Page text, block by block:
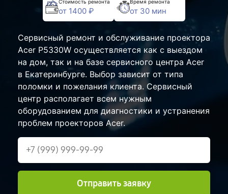
Стоимость ремонта
от 1400 ₽
Время ремонта
от 30 мин
Сервисный ремонт и обслуживание проектора
Acer P5330W осуществляется как с выездом
на дом, так и на базе сервисного центра Acer
в Екатеринбурге. Выбор зависит от типа
поломки и пожелания клиента. Сервисный
центр располагает всем нужным
оборудованием для диагностики и устранения
проблем проекторов Acer.
Отправить заявку